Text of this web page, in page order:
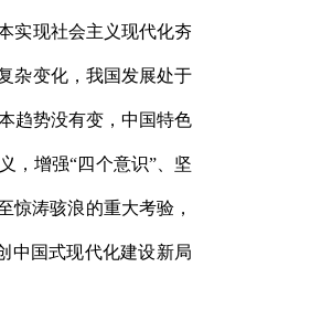
实现社会主义现代化夯
杂变化，我国发展处于
趋势没有变，中国特色
，增强“四个意识”、坚
惊涛骇浪的重大考验，
中国式现代化建设新局